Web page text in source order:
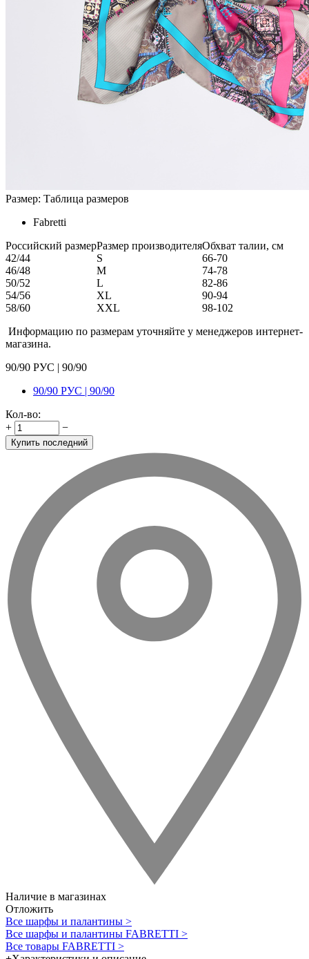
Размер: Таблица размеров
Fabretti
Российский размерРазмер производителяОбхват талии, см
42/44
S
66-70
46/48
M
74-78
50/52
L
82-86
54/56
XL
90-94
58/60
XXL
98-102
Информацию по размерам уточняйте у менеджеров интернет-
магазина.
90/90 РУС | 90/90
90/90 РУС | 90/90
Кол-во:
+
−
Купить последний
Наличие в магазинах
Отложить
Все шарфы и палантины >
Все шарфы и палантины FABRETTI >
Все товары FABRETTI >